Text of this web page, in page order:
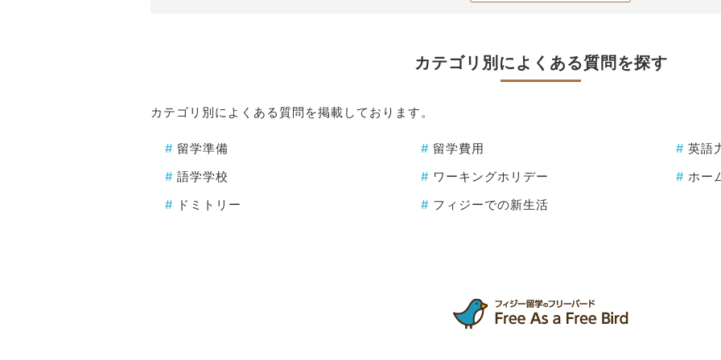
カテゴリ別によくある質問を探す
カテゴリ別によくある質問を掲載しております。
# 留学準備 # 留学費用 # 英語
# 語学学校 # ワーキングホリデー # ホー
# ドミトリー # フィジーでの新生活